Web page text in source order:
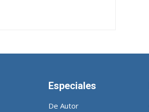
Especiales
De Autor